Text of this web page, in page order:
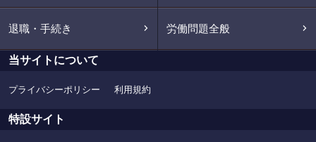
退職・手続き 労働問題全般
当サイトについて
プライバシーポリシー 利用規約
特設サイト